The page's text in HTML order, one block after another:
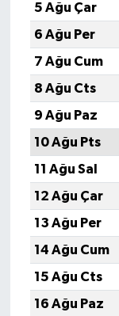
5 Ağu Çar
6 Ağu Per
7 Ağu Cum
8 Ağu Cts
9 Ağu Paz
10 Ağu Pts
11 Ağu Sal
12 Ağu Çar
13 Ağu Per
14 Ağu Cum
15 Ağu Cts
16 Ağu Paz